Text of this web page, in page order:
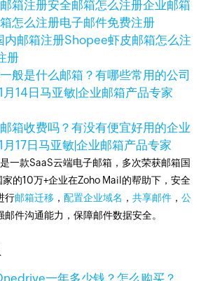
箱注册安全邮箱怎么注册企业邮箱
怎么注册电子邮件免费注册
内邮箱注册Shopee虾皮邮箱怎么注
册
般是什么邮箱？有哪些常用的公司
月14日马亚敏|企业邮箱产品专家
箱收费吗？有没有便宜好用的企业
17日马亚敏|企业邮箱产品专家
一款SaaS云端电子邮箱，多次荣获邮箱国
的10万+企业在Zoho Mail的帮助下，安全
行邮箱迁移 ，配置企业域名 ，共享邮件 ，公
邮件沟通能力，保障邮件数据安全。